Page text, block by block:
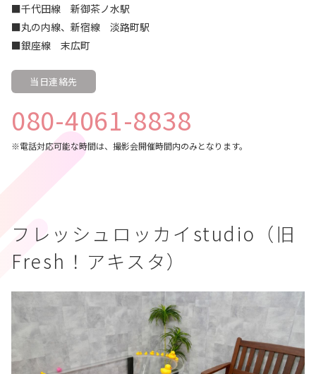
■千代田線 新御茶ノ水駅
■丸の内線、新宿線 淡路町駅
■銀座線 末広町
当日連絡先
080-4061-8838
※電話対応可能な時間は、撮影会開催時間内のみとなります。
フレッシュロッカイstudio（旧
Fresh！アキスタ）